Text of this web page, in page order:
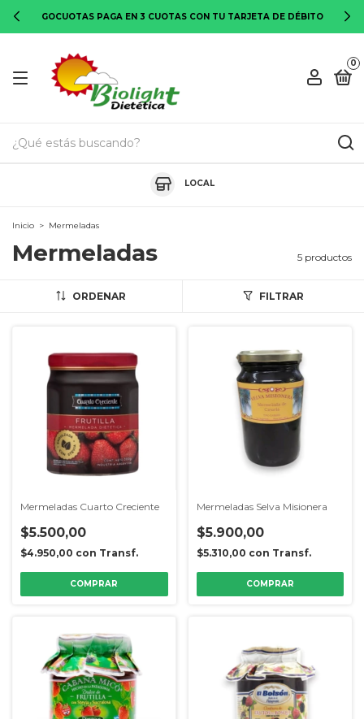
GOCUOTAS PAGA EN 3 CUOTAS CON TU TARJETA DE DÉBITO
0
LOCAL
Inicio > Mermeladas
Mermeladas 5 productos
ORDENAR FILTRAR
Mermeladas Cuarto Creciente
$5.500,00
$4.950,00 con Transf.
COMPRAR
Mermeladas Selva Misionera
$5.900,00
$5.310,00 con Transf.
COMPRAR